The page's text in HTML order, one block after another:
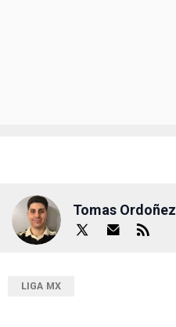
Tomas Ordoñez
LIGA MX